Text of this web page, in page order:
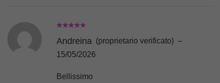
Andreina (proprietario verificato) –
15/05/2026
Bellissimo